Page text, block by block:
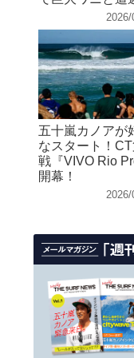
五十嵐カノアが
なスタート！
戦『VIVO Rio
開幕！